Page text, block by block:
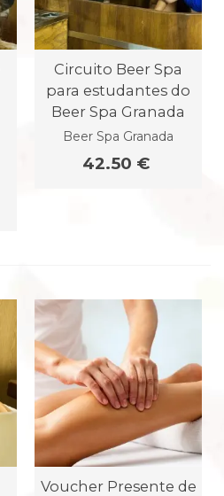
Circuito Beer Spa
para estudantes do
Beer Spa Granada
Beer Spa Granada
42.50 €
Voucher Presente de